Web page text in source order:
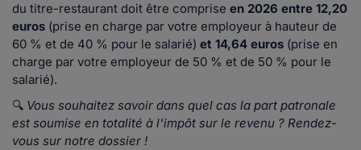
du titre-restaurant doit être comprise en 2026 entre 12,20
euros (prise en charge par votre employeur à hauteur de
60 % et de 40 % pour le salarié) et 14,64 euros (prise en
charge par votre employeur de 50 % et de 50 % pour le
salarié).
🔍 Vous souhaitez savoir dans quel cas la part patronale
est soumise en totalité à l'impôt sur le revenu ? Rendez-
vous sur notre dossier !